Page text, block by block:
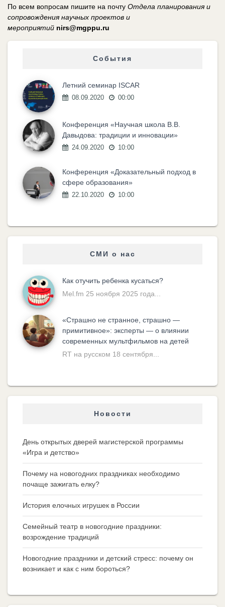
По всем вопросам пишите на почту Отдела планирования и
сопровождения научных проектов и
мероприятий nirs@mgppu.ru
События
Летний семинар ISCAR
08.09.2020 00:00
Конференция «Научная школа В.В.
Давыдова: традиции и инновации»
24.09.2020 10:00
Конференция «Доказательный подход в
сфере образования»
22.10.2020 10:00
СМИ о нас
Как отучить ребенка кусаться?
Mel.fm 25 ноября 2025 года...
«Cтрашно не странное, страшно —
примитивное»: эксперты — о влиянии
современных мультфильмов на детей
RT на русском 18 сентября...
Новости
День открытых дверей магистерской программы
«Игра и детство»
Почему на новогодних праздниках необходимо
почаще зажигать елку?
История елочных игрушек в России
Семейный театр в новогодние праздники:
возрождение традиций
Новогодние праздники и детский стресс: почему он
возникает и как с ним бороться?